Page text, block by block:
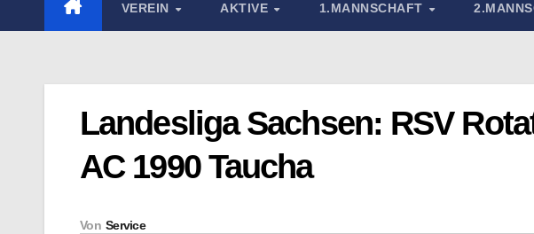
VEREIN AKTIVE 1.MANNSCHAFT
Landesliga Sachsen: RSV
AC 1990 Taucha
Von Service